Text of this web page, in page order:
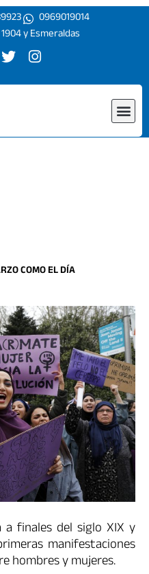
0969019014
y Esmeraldas
T
i
r
I
s
r
COMO EL DÍA
a finales del siglo XIX y
manifestaciones
hombres y mujeres.